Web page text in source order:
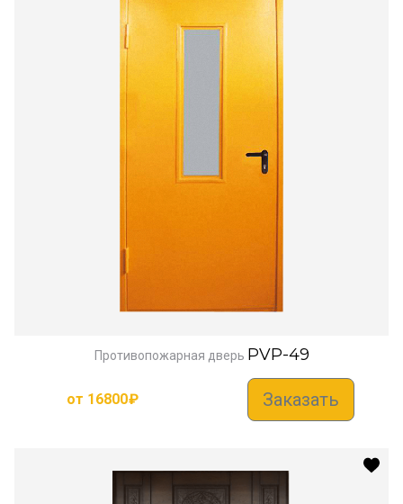
Противопожарная дверь PVP-49
от 16800₽ Заказать